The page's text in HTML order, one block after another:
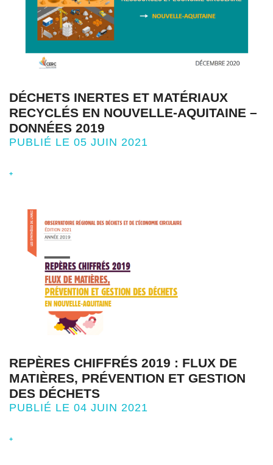
DÉCHETS INERTES ET MATÉRIAUX
RECYCLÉS EN NOUVELLE-AQUITAINE –
DONNÉES 2019
PUBLIÉ LE 05 JUIN 2021
+
REPÈRES CHIFFRÉS 2019 : FLUX DE
MATIÈRES, PRÉVENTION ET GESTION
DES DÉCHETS
PUBLIÉ LE 04 JUIN 2021
+